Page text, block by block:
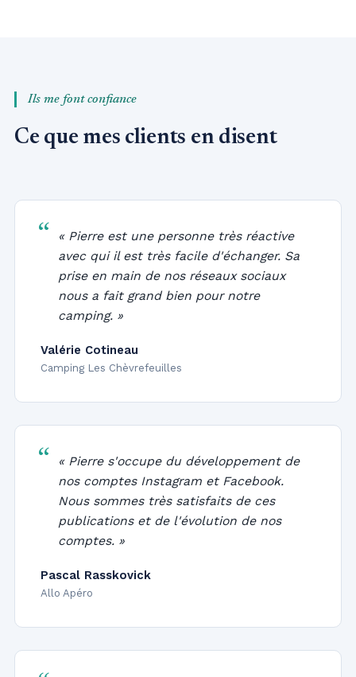
Ils me font confiance
Ce que mes clients en disent
« Pierre est une personne très réactive
avec qui il est très facile d'échanger. Sa
prise en main de nos réseaux sociaux
nous a fait grand bien pour notre
camping. »
Valérie Cotineau
Camping Les Chèvrefeuilles
« Pierre s'occupe du développement de
nos comptes Instagram et Facebook.
Nous sommes très satisfaits de ces
publications et de l'évolution de nos
comptes. »
Pascal Rasskovick
Allo Apéro